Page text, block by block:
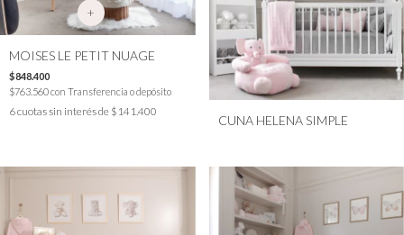
+
MOISES LE PETIT NUAGE
$848.400
$763.560con Transferencia o depósito
6cuotas sin interés de $141.400
CUNA HELENA SIMPLE